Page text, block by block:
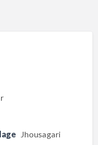
Jhousagari